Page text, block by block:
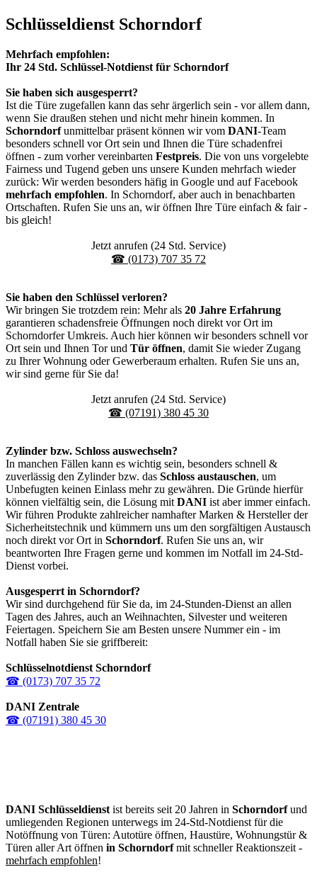
Schlüsseldienst Schorndorf
Mehrfach empfohlen:
Ihr 24 Std. Schlüssel-Notdienst für Schorndorf
Sie haben sich ausgesperrt?
Ist die Türe zugefallen kann das sehr ärgerlich sein - vor allem dann,
wenn Sie draußen stehen und nicht mehr hinein kommen. In
Schorndorfunmittelbar präsent können wir vom DANI-Team
besonders schnell vor Ort sein und Ihnen die Türe schadenfrei
öffnen - zum vorher vereinbarten Festpreis. Die von uns vorgelebte
Fairness und Tugend geben uns unsere Kunden mehrfach wieder
zurück: Wir werden besonders häfig in Google und auf Facebook
mehrfach empfohlen. In Schorndorf, aber auch in benachbarten
Ortschaften. Rufen Sie uns an, wir öffnen Ihre Türe einfach & fair -
bis gleich!
Jetzt anrufen (24 Std. Service)
☎ (0173) 707 35 72
Sie haben den Schlüssel verloren?
Wir bringen Sie trotzdem rein: Mehr als 20 Jahre Erfahrung
garantieren schadensfreie Öffnungen noch direkt vor Ort im
Schorndorfer Umkreis. Auch hier können wir besonders schnell vor
Ort sein und Ihnen Tor und Tür öffnen, damit Sie wieder Zugang
zu Ihrer Wohnung oder Gewerberaum erhalten. Rufen Sie uns an,
wir sind gerne für Sie da!
Jetzt anrufen (24 Std. Service)
☎ (07191) 380 45 30
Zylinder bzw. Schloss auswechseln?
In manchen Fällen kann es wichtig sein, besonders schnell &
zuverlässig den Zylinder bzw. das Schloss austauschen, um
Unbefugten keinen Einlass mehr zu gewähren. Die Gründe hierfür
können vielfältig sein, die Lösung mit DANI ist aber immer einfach.
Wir führen Produkte zahlreicher namhafter Marken & Hersteller der
Sicherheitstechnik und kümmern uns um den sorgfältigen Austausch
noch direkt vor Ort in Schorndorf. Rufen Sie uns an, wir
beantworten Ihre Fragen gerne und kommen im Notfall im 24-Std-
Dienst vorbei.
Ausgesperrt in Schorndorf?
Wir sind durchgehend für Sie da, im 24-Stunden-Dienst an allen
Tagen des Jahres, auch an Weihnachten, Silvester und weiteren
Feiertagen. Speichern Sie am Besten unsere Nummer ein - im
Notfall haben Sie sie griffbereit:
Schlüsselnotdienst Schorndorf
☎ (0173) 707 35 72
DANI Zentrale
☎ (07191) 380 45 30
DANI Schlüsseldienst ist bereits seit 20 Jahren in Schorndorfund
umliegenden Regionen unterwegs im 24-Std-Notdienst für die
Notöffnung von Türen: Autotüre öffnen, Haustüre, Wohnungstür &
Türen aller Art öffnen in Schorndorfmit schneller Reaktionszeit -
mehrfach empfohlen!